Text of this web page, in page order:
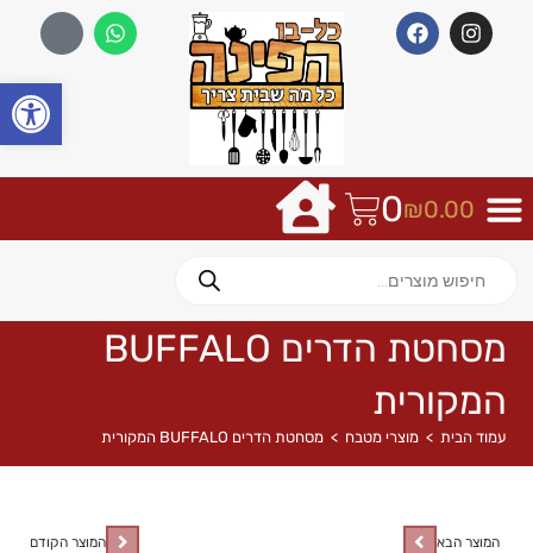
₪0.00
0
מסחטת הדרים BUFFALO
המקורית
עמוד הבית > מוצרי מטבח > מסחטת הדרים BUFFALO המקורית
המוצר הקודם המוצר הבא